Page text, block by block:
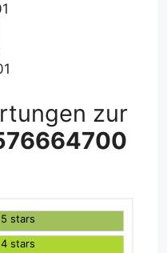
zur
5 stars
4 stars